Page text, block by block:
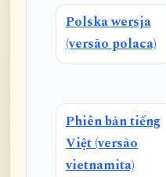
Polska wersja
(versão polaca)
Phiên bản tiếng
Việt (versão
vietnamita)